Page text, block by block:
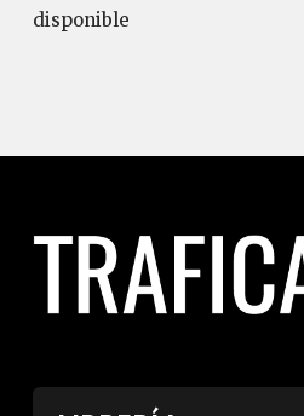
disponible